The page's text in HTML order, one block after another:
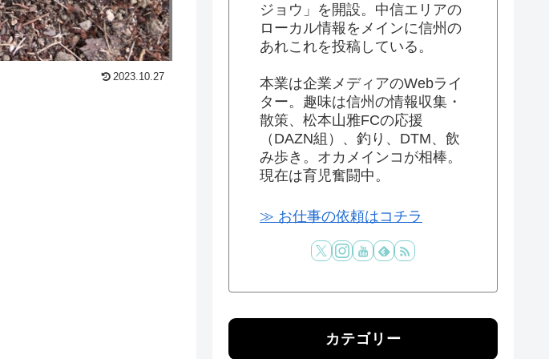
2023.10.27
ジョウ」を開設。中信エリアの
ローカル情報をメインに信州の
あれこれを投稿している。
本業は企業メディアのWebライ
ター。趣味は信州の情報収集・
散策、松本山雅FCの応援
（DAZN組）、釣り、DTM、飲
み歩き。オカメインコが相棒。
現在は育児奮闘中。
≫ お仕事の依頼はコチラ
カテゴリー